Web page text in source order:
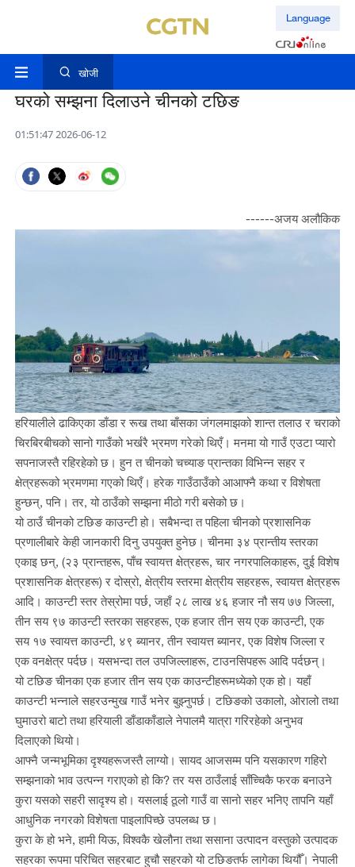
Language
खोजी
घरको सम्झना दिलाउने चीनको टछिङ
01:51:47 2026-06-12
------अजय अलौकिक
हरियालीले ढाकिएका डाँडा र रूख तथा बाँसका जंगलमाझको शान्त तलाउ र चराको
चिरबिरबीचको सानो गाउँको भर्खरै भ्रमण गरेको थिएँ। मनमा यो गाउँ एउटा प्यारो
सपनाजस्तै रहिरहेको छ। हुन त चीनको चच्याङ प्रान्तका विभिन्न सहर र
क्षेत्रहरूको भ्रमणमा गएको थिएँ। हरेक गाउँठाउँको आआफ्नै कथा र विशेषता
हुन्छन्, पनि। तर, यो ठाउँको सम्झना मीठो गरी बसेको छ।
यो ठाउँ चीनको टछिङ काउन्टी हो। सबैभन्दा त पहिला चीनको प्रशासनिक
प्रणालीबारे केही जानकारी दिनु उपयुक्त हुनेछ। चीनमा ३४ प्रान्तीय स्तरका
एकाइ छन्, (२३ प्रान्तहरू, पाँच स्वायत्त क्षेत्रहरू, चार नगरपालिकाहरू, दुई विशेष
प्रशासनिक क्षेत्रहरू) र दोस्रो, क्षेत्रीय स्तरमा क्षेत्रीय सहरहरू, स्वायत्त क्षेत्रहरू
आदि। काउन्टी स्तर तेस्रोमा पर्छ, जहाँ २८ लाख ४६ हजार नौ सय ७७ जिल्ला,
तीन सय ९७ काउन्टी स्तरका सहरहरू, एक हजार तीन सय एक काउन्टी, एक
सय १७ स्वायत्त काउन्टी, ४९ ब्यानर, तीन स्वायत्त ब्यानर, एक विशेष जिल्ला र
एक वनक्षेत्र पर्दछ। यसभन्दा तल उपजिल्लाहरू, टाउनसिपहरू आदि पर्दछन्।
यो टछिङ चीनका एक हजार तीन सय एक काउन्टीहरूमध्येको एक हो। यहाँ
काउन्टी भन्नाले सहरउन्मुख गाउँ भनेर बुझ्नुपर्छ। टछिङको उकालो, ओरालो तथा
घुमाउरो बाटो तथा हरियाली डाँडाकाँडाले नेपालमै यात्रा गरिरहेको अनुभव
दिलाएको थियो।
आफ्नै जन्मभूमिका दृश्यहरूजस्तै लाग्यो। सायद आजसम्म पनि यसकारण गहिरो
सम्झनाको भाव उत्पन्न गराएको हो कि? तर यस ठाउँलाई साँच्चिकै फरक बनाउने
कुरा यसको सहरी सादृश्य हो। यसलाई ठूलो गाउँ वा सानो सहर भनिए तापनि यहाँ
आधुनिक नगरको विशेषता पाइलापिच्छे उपलब्ध छ।
कुरा के हो भने, हामी यिऊ, विश्वकै खेलौना तथा ससाना उत्पादन वस्तुको उत्पादक
सहरका रूपमा परिचित सहरबाट हुचौ सहरको यो टछिङतर्फ लागेका थियौँ। नेपाली